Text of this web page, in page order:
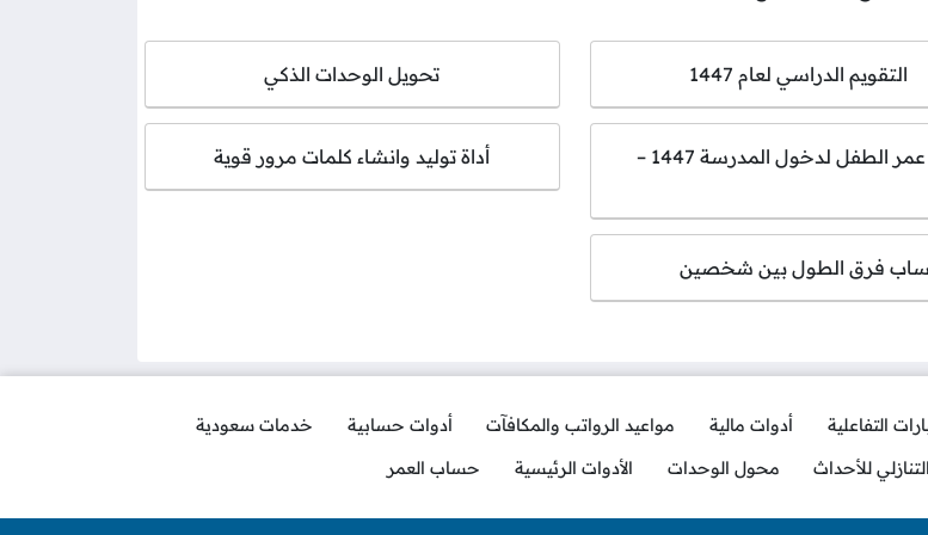
التقويم الدراسي لعام 1447 تحويل الوحدات الذكي
حساب عمر الطفل لدخول المدرسة 1447 –
أداة توليد وانشاء كلمات مرور قوية
فرق الطول بين شخصين
التفاعلية أدوات مالية مواعيد الرواتب والمكافآت أدوات حسابية
خدمات سعودية
للأحداث محول الوحدات الأدوات الرئيسية حساب العمر